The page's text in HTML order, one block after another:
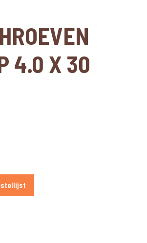
4.0 X 30